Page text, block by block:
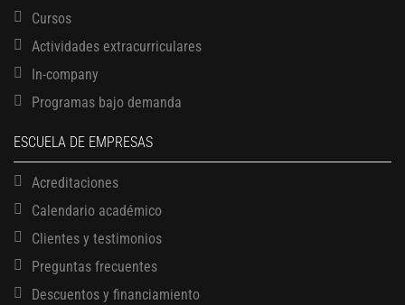
Cursos
Actividades extracurriculares
In-company
Programas bajo demanda
ESCUELA DE EMPRESAS
Acreditaciones
Calendario académico
Clientes y testimonios
Preguntas frecuentes
Descuentos y financiamiento